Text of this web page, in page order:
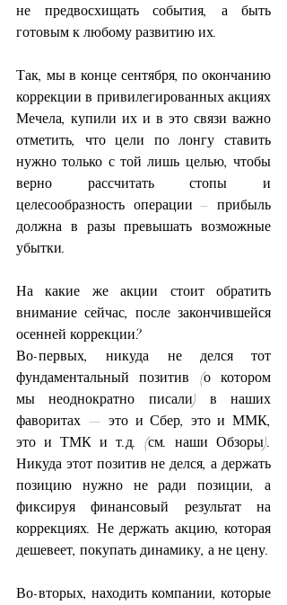
не предвосхищать события, а быть
готовым к любому развитию их.
Так, мы в конце сентября, по окончанию
коррекции в привилегированных акциях
Мечела, купили их и в это связи важно
отметить, что цели по лонгу ставить
нужно только с той лишь целью, чтобы
верно рассчитать стопы и
целесообразность операции – прибыль
должна в разы превышать возможные
убытки.
На какие же акции стоит обратить
внимание сейчас, после закончившейся
осенней коррекции?
Во-первых, никуда не делся тот
фундаментальный позитив (о котором
мы неоднократно писали) в наших
фаворитах — это и Сбер, это и ММК,
это и ТМК и т.д. (см. наши Обзоры).
Никуда этот позитив не делся, а держать
позицию нужно не ради позиции, а
фиксируя финансовый результат на
коррекциях. Не держать акцию, которая
Во-вторых, находить компании, которые